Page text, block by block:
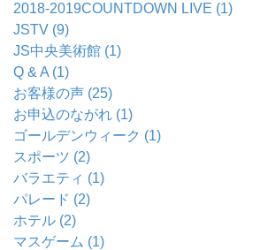
2018-2019COUNTDOWN LIVE (1)
JSTV (9)
JS中央美術館 (1)
Q & A (1)
お客様の声 (25)
お申込のながれ (1)
ゴールデンウィーク (1)
スポーツ (2)
バラエティ (1)
パレード (2)
ホテル (2)
マスゲーム (1)